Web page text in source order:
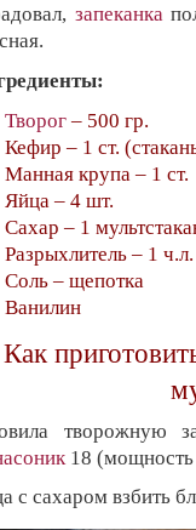
запеканка
Творог – 500 гр.
Кефир – 1 ст.
Манная крупа – 1 ст.
Яйца – 4 шт.
Сахар – 1
Разрыхлитель – 1 ч.л.
Соль – щепотка
Ванилин
Как
творожную
18
с сахаром взбить